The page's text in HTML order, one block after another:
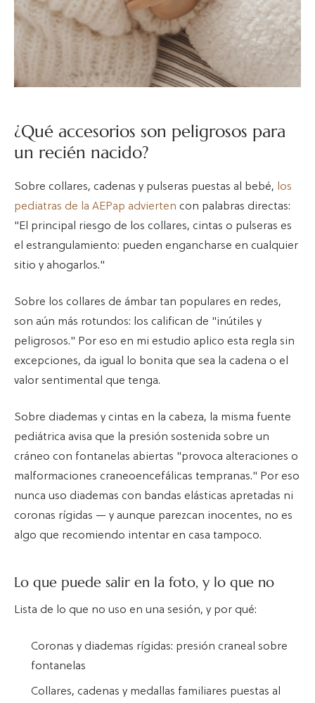
¿Qué accesorios son peligrosos para
un recién nacido?
Sobre collares, cadenas y pulseras puestas al bebé, los
pediatras de la AEPap advierten con palabras directas:
"El principal riesgo de los collares, cintas o pulseras es
el estrangulamiento: pueden engancharse en cualquier
sitio y ahogarlos."
Sobre los collares de ámbar tan populares en redes,
son aún más rotundos: los califican de "inútiles y
peligrosos." Por eso en mi estudio aplico esta regla sin
excepciones, da igual lo bonita que sea la cadena o el
valor sentimental que tenga.
Sobre diademas y cintas en la cabeza, la misma fuente
pediátrica avisa que la presión sostenida sobre un
cráneo con fontanelas abiertas "provoca alteraciones o
malformaciones craneoencefálicas tempranas." Por eso
nunca uso diademas con bandas elásticas apretadas ni
coronas rígidas — y aunque parezcan inocentes, no es
algo que recomiendo intentar en casa tampoco.
Lo que puede salir en la foto, y lo que no
Lista de lo que no uso en una sesión, y por qué:
Coronas y diademas rígidas: presión craneal sobre
fontanelas
Collares, cadenas y medallas familiares puestas al